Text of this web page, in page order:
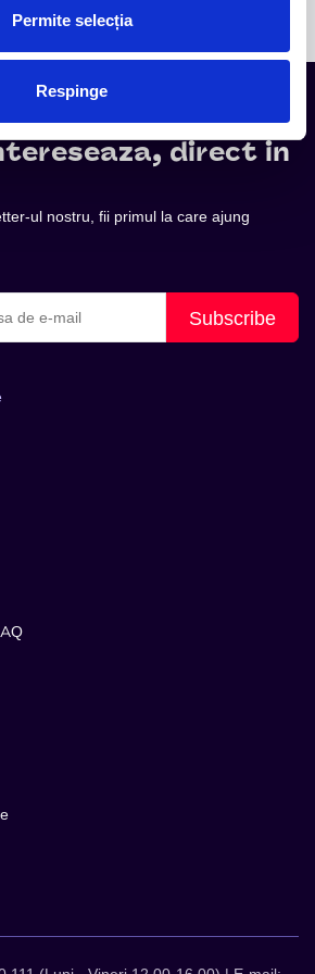
Permite selecția
Respinge
direct in
ul nostru, fii primul la care ajung
Subscribe